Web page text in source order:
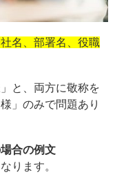
名、部署名、役職
と、両方に敬称を
」のみで問題あり
合の例文
ります。